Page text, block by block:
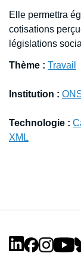
Elle permettra
cotisations
législations
Thème : Travail
Institution :
Technologie :
XML